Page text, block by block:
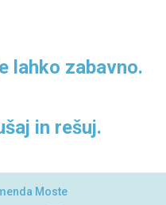
lahko zabavno.
in rešuj.
Moste